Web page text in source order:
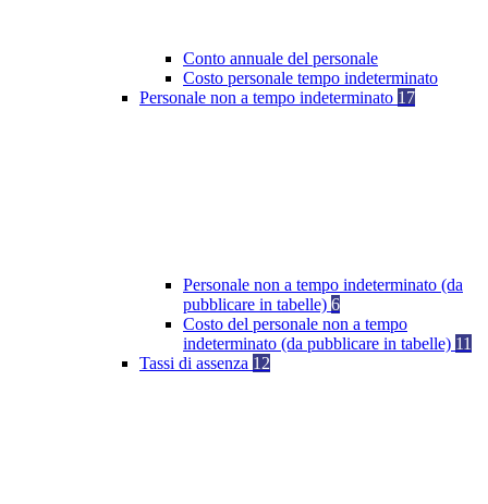
Conto annuale del personale
Costo personale tempo indeterminato
Personale non a tempo indeterminato 17
Personale non a tempo indeterminato (da
pubblicare in tabelle) 6
Costo del personale non a tempo
indeterminato (da pubblicare in tabelle) 11
Tassi di assenza 12